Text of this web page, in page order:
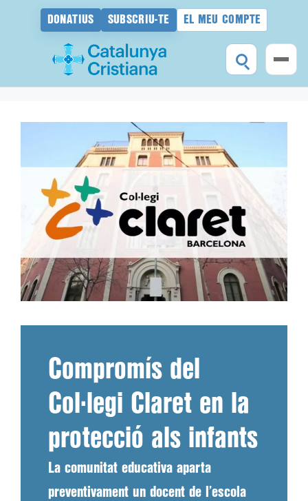
DONATIUS SUBSCRIU-TE EL MEU COMPTE
Compromís del
Col·legi Claret en la
protecció als infants
La comunitat educativa aparta
preventivament un docent de l’escola